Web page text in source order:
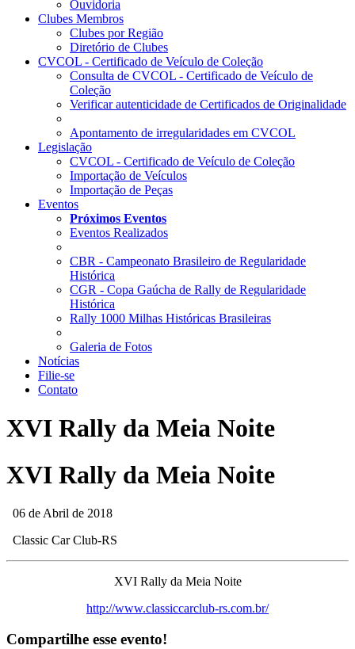
Ouvidoria
Clubes Membros
Clubes por Região
Diretório de Clubes
CVCOL - Certificado de Veículo de Coleção
Consulta de CVCOL - Certificado de Veículo de
Coleção
Verificar autenticidade de Certificados de Originalidade
Apontamento de irregularidades em CVCOL
Legislação
CVCOL - Certificado de Veículo de Coleção
Importação de Veículos
Importação de Peças
Eventos
Próximos Eventos
Eventos Realizados
CBR - Campeonato Brasileiro de Regularidade
Histórica
CGR - Copa Gaúcha de Rally de Regularidade
Histórica
Rally 1000 Milhas Históricas Brasileiras
Galeria de Fotos
Notícias
Filie-se
Contato
XVI Rally da Meia Noite
XVI Rally da Meia Noite
06 de Abril de 2018
Classic Car Club-RS
XVI Rally da Meia Noite
http://www.classiccarclub-rs.com.br/
Compartilhe esse evento!